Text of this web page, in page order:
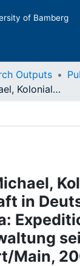
of Bamberg
Outputs
Pesek, Michael, Koloniale Herrschaft in Deutsch- Ostafrika: Expeditionen, Militär und Verwaltung seit 1880: Frankfurt/Main, 2005
in
Main,